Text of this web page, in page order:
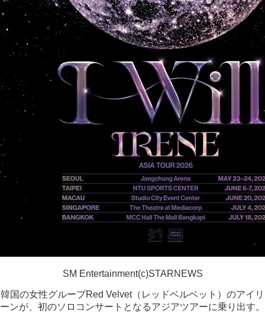
SM Entertainment(c)STARNEWS
韓国の女性グループRed Velvet（レッドベルベット）のアイリ
ーンが、初のソロコンサートとなるアジアツアーに乗り出す。